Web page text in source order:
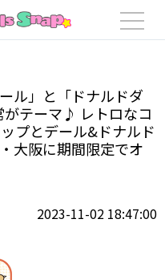
チップとデール」と「ドナルド
ル」と「ドナルドダ
がテーマ♪ レトロなコ
プとデール&ドナルド
大阪に期間限定でオ
2023-11-02 18:47:00